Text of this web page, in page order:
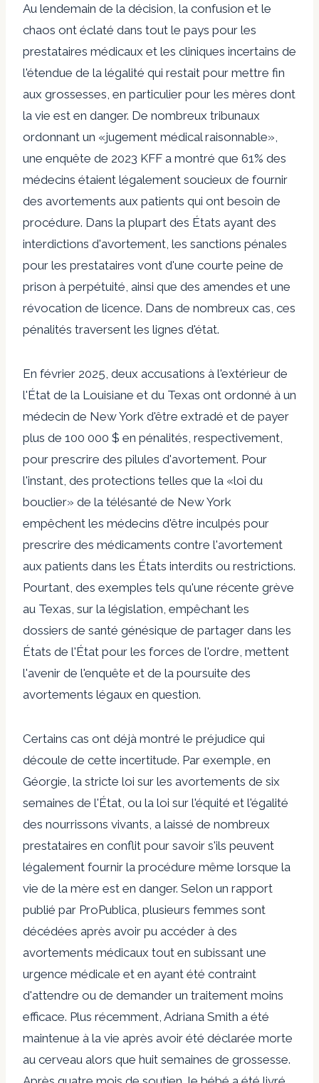
Au lendemain de la décision, la confusion et le
chaos ont éclaté dans tout le pays pour les
prestataires médicaux et les cliniques incertains de
l'étendue de la légalité qui restait pour mettre fin
aux grossesses, en particulier pour les mères dont
la vie est en danger. De nombreux tribunaux
ordonnant un «jugement médical raisonnable»,
une enquête de 2023 KFF a montré que 61% des
médecins étaient légalement soucieux de fournir
des avortements aux patients qui ont besoin de
procédure. Dans la plupart des États ayant des
interdictions d'avortement, les sanctions pénales
pour les prestataires vont d'une courte peine de
prison à perpétuité, ainsi que des amendes et une
révocation de licence. Dans de nombreux cas, ces
pénalités traversent les lignes d'état.
En février 2025, deux accusations à l'extérieur de
l'État de la Louisiane et du Texas ont ordonné à un
médecin de New York d'être extradé et de payer
plus de 100 000 $ en pénalités, respectivement,
pour prescrire des pilules d'avortement. Pour
l'instant, des protections telles que la «loi du
bouclier» de la télésanté de New York
empêchent les médecins d'être inculpés pour
prescrire des médicaments contre l'avortement
aux patients dans les États interdits ou restrictions.
Pourtant, des exemples tels qu'une récente grève
au Texas, sur la législation, empêchant les
dossiers de santé génésique de partager dans les
États de l'État pour les forces de l'ordre, mettent
l'avenir de l'enquête et de la poursuite des
avortements légaux en question.
Certains cas ont déjà montré le préjudice qui
découle de cette incertitude. Par exemple, en
Géorgie, la stricte loi sur les avortements de six
semaines de l'État, ou la loi sur l'équité et l'égalité
des nourrissons vivants, a laissé de nombreux
prestataires en conflit pour savoir s'ils peuvent
légalement fournir la procédure même lorsque la
vie de la mère est en danger. Selon un rapport
publié par ProPublica, plusieurs femmes sont
décédées après avoir pu accéder à des
avortements médicaux tout en subissant une
urgence médicale et en ayant été contraint
d'attendre ou de demander un traitement moins
efficace. Plus récemment, Adriana Smith a été
maintenue à la vie après avoir été déclarée morte
au cerveau alors que huit semaines de grossesse.